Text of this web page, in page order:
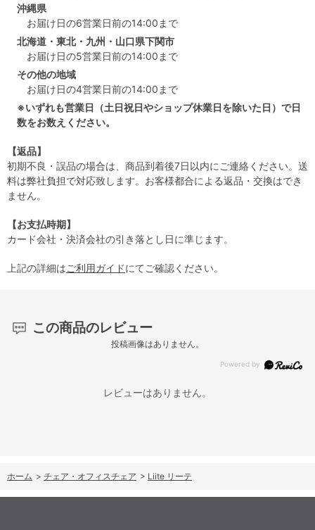
沖縄県
お届け日の6営業日前の14:00まで
北海道・東北・九州・山口県下関市
お届け日の5営業日前の14:00まで
その他の地域
お届け日の4営業日前の14:00まで
※いずれも営業日（土日祝日やショップ休業日を除いた日）で日
数をお数えください。
【返品】
初期不良・誤品の場合は、商品到着後7日以内にご連絡ください。送
料は弊社負担で対応致します。お客様都合による返品・交換はでき
ません。
【お支払時期】
カード会社・決済会社の引き落とし日に準じます。
上記の詳細はご利用ガイドにてご確認ください。
この商品のレビュー
投稿画像はありません。
レビューはありません。
ホーム > チェア・オフィスチェア > Liite リーテ